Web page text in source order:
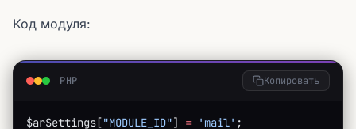
Код модуля:
PHP Копировать
$arSettings["MODULE_ID"] = 'mail' ;